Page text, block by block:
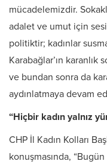
mücadelemizdir.
adalet ve umut için
politiktir; kadınlar
Karabağlar’ın karanlık
ve bundan sonra da
aydınlatmaya devam
“Hiçbir kadın yalnız
CHP İl Kadın Kolları
konuşmasında,